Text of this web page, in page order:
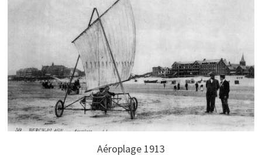
Aéroplage 1913